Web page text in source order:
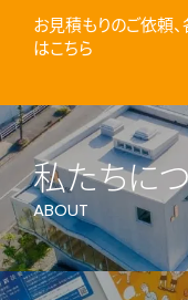
お見積もりのご依頼
はこちら
私たちに
ABOUT